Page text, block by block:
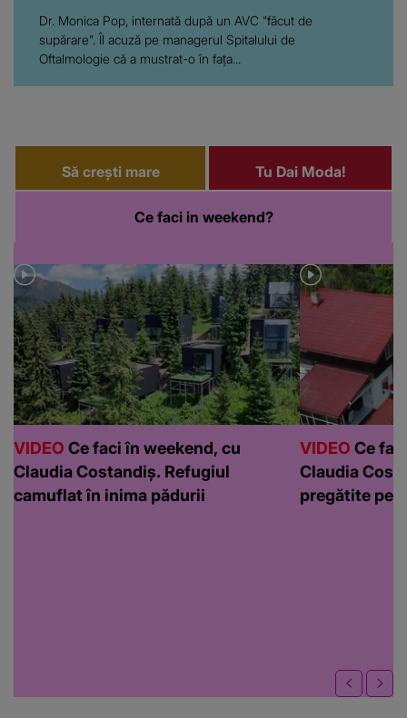
Dr. Monica Pop, internată după un AVC "făcut de
supărare". Îl acuză pe managerul Spitalului de
Oftalmologie că a mustrat-o în fața...
Să crești mare Tu Dai Moda!
Ce faci in weekend?
VIDEO Ce faci în weekend, cu
Claudia Costandiș. Refugiul
camuflat în inima pădurii
VIDEO Ce
Claudia
pregătite